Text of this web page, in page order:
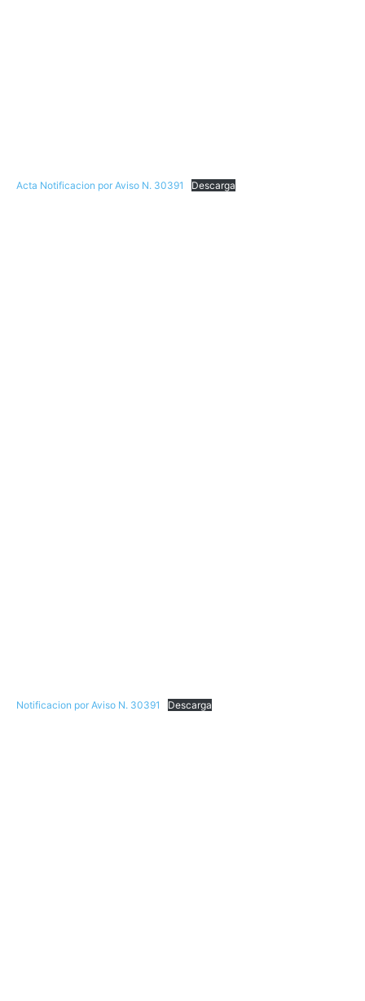
Acta Notificacion por Aviso N. 30391 Descarga
Notificacion por Aviso N. 30391 Descarga